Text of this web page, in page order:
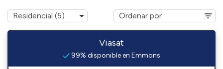
Viasat
99% disponible en Emmons